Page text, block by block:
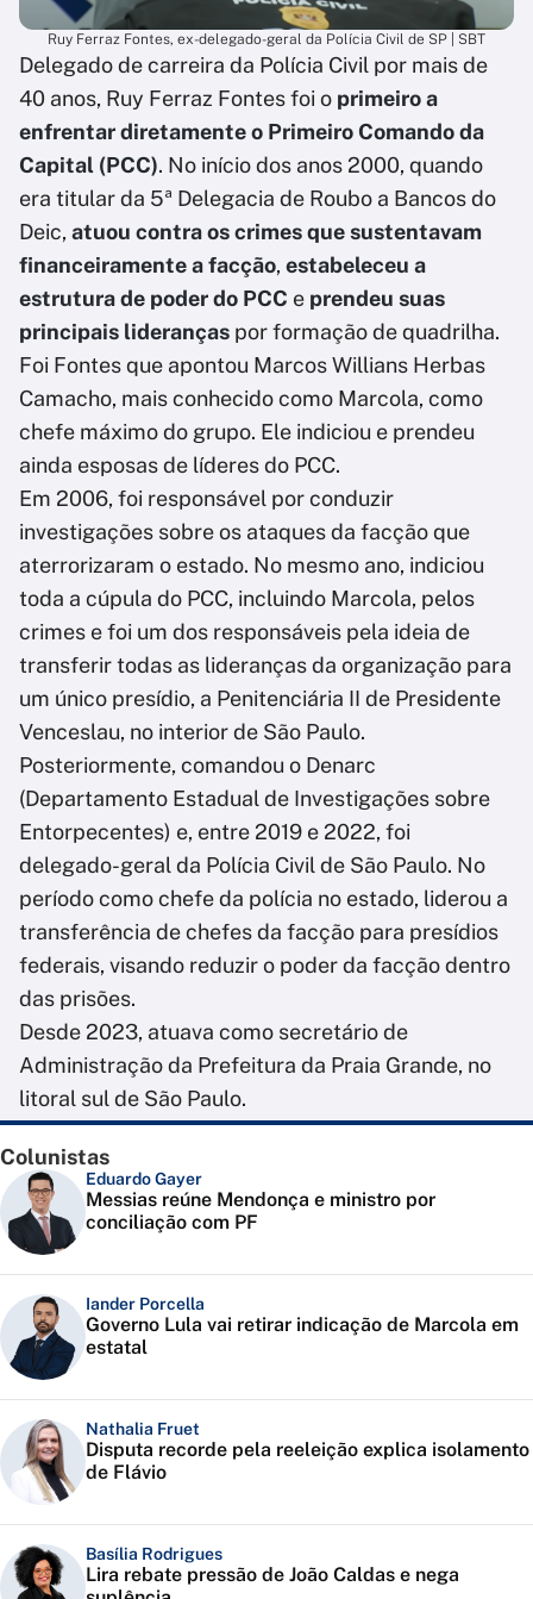
Ruy Ferraz Fontes, ex-delegado-geral da Polícia Civil de SP | SBT
Delegado de carreira da Polícia Civil por mais de
40 anos, Ruy Ferraz Fontes foi o primeiro a
enfrentar diretamente o Primeiro Comando da
Capital (PCC). No início dos anos 2000, quando
era titular da 5ª Delegacia de Roubo a Bancos do
Deic, atuou contra os crimes que sustentavam
financeiramente a facção, estabeleceu a
estrutura de poder do PCC e prendeu suas
principais lideranças por formação de quadrilha.
Foi Fontes que apontou Marcos Willians Herbas
Camacho, mais conhecido como Marcola, como
chefe máximo do grupo. Ele indiciou e prendeu
ainda esposas de líderes do PCC.
Em 2006, foi responsável por conduzir
investigações sobre os ataques da facção que
aterrorizaram o estado. No mesmo ano, indiciou
toda a cúpula do PCC, incluindo Marcola, pelos
crimes e foi um dos responsáveis pela ideia de
transferir todas as lideranças da organização para
um único presídio, a Penitenciária II de Presidente
Venceslau, no interior de São Paulo.
Posteriormente, comandou o Denarc
(Departamento Estadual de Investigações sobre
Entorpecentes) e, entre 2019 e 2022, foi
delegado-geral da Polícia Civil de São Paulo. No
período como chefe da polícia no estado, liderou a
transferência de chefes da facção para presídios
federais, visando reduzir o poder da facção dentro
das prisões.
Desde 2023, atuava como secretário de
Administração da Prefeitura da Praia Grande, no
litoral sul de São Paulo.
Colunistas
Eduardo Gayer
Messias reúne Mendonça e ministro por
conciliação com PF
Iander Porcella
Governo Lula vai retirar indicação de Marcola em
estatal
Nathalia Fruet
Disputa recorde pela reeleição explica isolamento
de Flávio
Basília Rodrigues
Lira rebate pressão de João Caldas e nega